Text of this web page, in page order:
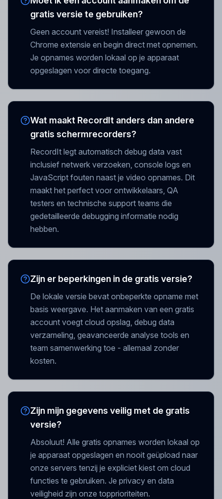
gratis versie te gebruiken?
Geen account vereist! Installeer gewoon de
Chrome extensie en begin direct met opnemen.
Je opnames worden lokaal op je apparaat
opgeslagen voor directe toegang.
Wat maakt RecordIt anders dan andere
gratis schermrecorders?
RecordIt legt automatisch debug data vast
inclusief netwerk verzoeken, console logs en
JavaScript fouten naast je video opnames. Dit
maakt het perfect voor ontwikkelaars, QA
testers en technische support teams die
gedetailleerde debugging informatie nodig
hebben.
Zijn er beperkingen in de gratis versie?
De lokale versie bevat onbeperkte opname met
basis weergave. Het aanmaken van een gratis
account voegt cloud opslag, debug data
verzameling, geavanceerde analyse tools en
team samenwerking toe - allemaal zonder
kosten.
Zijn mijn gegevens veilig met de gratis
versie?
Absoluut! Alle gratis opnames worden lokaal op
je apparaat opgeslagen en nooit geüpload naar
onze servers tenzij je expliciet kiest om cloud
functies te gebruiken. Je privacy en data
veiligheid zijn onze topprioriteiten.